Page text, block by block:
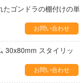
たゴンドラの棚付けの単
お問い合わせ
30x80mm スタイリッ
お問い合わせ